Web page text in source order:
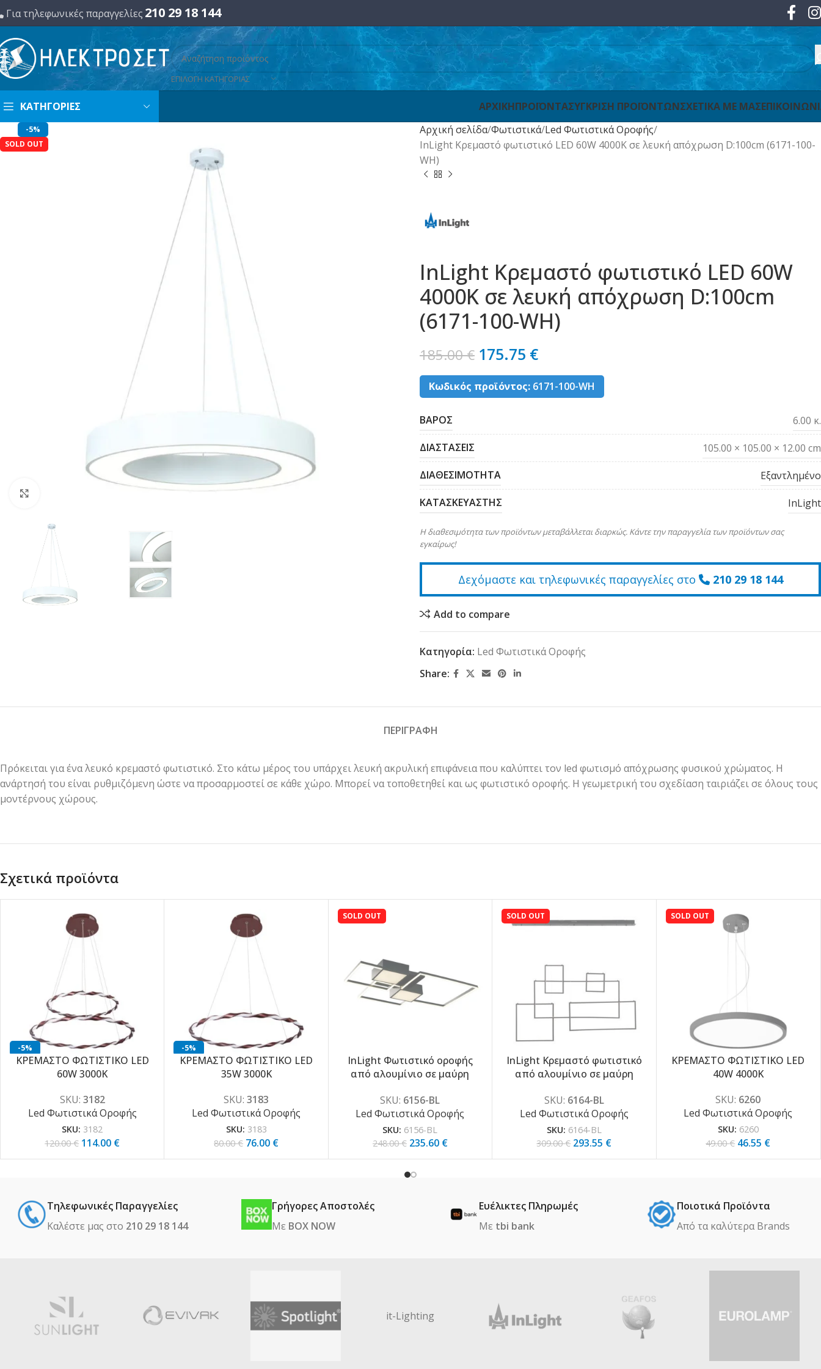
Για τηλεφωνικές παραγγελίες 210 29 18 144
ΕΠΙΛΟΓΗ ΚΑΤΗΓΟΡΙΑΣ
ΚΑΤΗΓΟΡΙΕΣ ΑΡΧΙΚΗΠΡΟΪΟΝΤΑΣΥΓΚΡΙΣΗ ΠΡΟΪΟΝΤΩΝΣΧΕΤΙΚΑ ΜΕ ΜΑΣ
-5%
SOLD OUT
Αρχική σελίδα Φωτιστικά Led Φωτιστικά Οροφής
InLight Κρεμαστό φωτιστικό LED 60W 4000K σε λευκή απόχρωση D:100cm (6171-100-
WH)
InLight Κρεμαστό φωτιστικό LED 60W
4000K σε λευκή απόχρωση D:100cm
(6171-100-WH)
185.00€ 175.75 €
Κωδικός προϊόντος: 6171-100-WH
ΒΑΡΟΣ 6.00 κ.
ΔΙΑΣΤΑΣΕΙΣ 105.00 × 105.00 × 12.00 cm
ΔΙΑΘΕΣΙΜΟΤΗΤΑ Εξαντλημένο
ΚΑΤΑΣΚΕΥΑΣΤΗΣ InLight
Η διαθεσιμότητα των προϊόντων μεταβάλλεται διαρκώς. Κάντε την παραγγελία των προϊόντων σας
εγκαίρως!
Δεχόμαστε και τηλεφωνικές παραγγελίες στο 210 29 18 144
Add to compare
Κατηγορία: Led Φωτιστικά Οροφής
Share:
ΠΕΡΙΓΡΑΦΗ
Πρόκειται για ένα λευκό κρεμαστό φωτιστικό. Στο κάτω μέρος του υπάρχει λευκή ακρυλική επιφάνεια που καλύπτει τον led φωτισμό απόχρωσης φυσικού χρώματος. Η
ανάρτησή του είναι ρυθμιζόμενη ώστε να προσαρμοστεί σε κάθε χώρο. Μπορεί να τοποθετηθεί και ως φωτιστικό οροφής. Η γεωμετρική του σχεδίαση ταιριάζει σε όλους τους
μοντέρνους χώρους.
Σχετικά προϊόντα
-5%
ΚΡΕΜΑΣΤΟ ΦΩΤΙΣΤΙΚΟ LED
60W 3000K
SKU: 3182
Led Φωτιστικά Οροφής
SKU: 3182
120.00€ 114.00 €
-5%
ΚΡΕΜΑΣΤΟ ΦΩΤΙΣΤΙΚΟ LED
35W 3000K
SKU:3183
Led Φωτιστικά Οροφής
SKU: 3183
80.00€ 76.00 €
-5%
SOLD OUT
InLight Φωτιστικό οροφής
από αλουμίνιο σε μαύρη
SKU: 6156-BL
Led Φωτιστικά Οροφής
SKU: 6156-BL
248.00€ 235.60 €
-5%
SOLD OUT
InLight Κρεμαστό φωτιστικό
από αλουμίνιο σε μαύρη
SKU: 6164-BL
Led Φωτιστικά Οροφής
SKU: 6164-BL
309.00€ 293.55 €
-5%
SOLD OUT
ΚΡΕΜΑΣΤΟ ΦΩΤΙΣΤΙΚΟ LED
40W 4000K
SKU: 6260
Led Φωτιστικά Οροφής
SKU: 6260
49.00€ 46.55 €
Τηλεφωνικές Παραγγελίες
Καλέστε μας στο 210 29 18 144
Γρήγορες Αποστολές
Με BOX NOW
Ευέλικτες Πληρωμές
Με tbi bank
Ποιοτικά Προϊόντα
Από τα καλύτερα Βrands
it-Lighting